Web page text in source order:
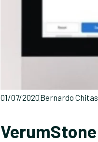
01/07/2020Bernardo Chitas
VerumStone